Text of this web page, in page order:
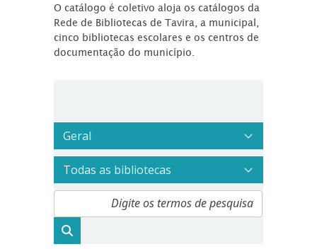
O catálogo é coletivo aloja os catálogos da
Rede de Bibliotecas de Tavira, a municipal,
cinco bibliotecas escolares e os centros de
documentação do município.